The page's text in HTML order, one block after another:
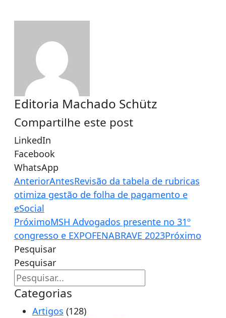
Editoria Machado Schütz
Compartilhe este post
LinkedIn
Facebook
WhatsApp
AnteriorAntesRevisão da tabela de rubricas
otimiza gestão de folha de pagamento e
eSocial
PróximoMSH Advogados presente no 31º
congresso e EXPOFENABRAVE 2023Próximo
Pesquisar
Pesquisar
Categorias
Artigos (128)